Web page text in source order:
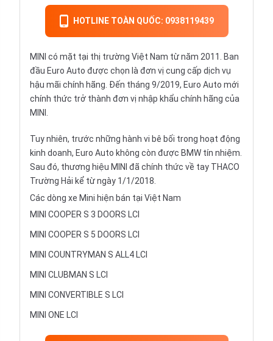
HOTLINE TOÀN QUỐC: 0938119439
MINI có mặt tại thị trường Việt Nam từ năm 2011. Ban
đầu Euro Auto được chọn là đơn vị cung cấp dịch vụ
hậu mãi chính hãng. Đến tháng 9/2019, Euro Auto mới
chính thức trở thành đơn vị nhập khẩu chính hãng của
MINI.
Tuy nhiên, trước những hành vi bê bối trong hoạt động
kinh doanh, Euro Auto không còn được BMW tín nhiệm.
Sau đó, thương hiệu MINI đã chính thức về tay THACO
Trường Hải kể từ ngày 1/1/2018.
Các dòng xe Mini hiện bán tại Việt Nam
MINI COOPER S 3 DOORS LCI
MINI COOPER S 5 DOORS LCI
MINI COUNTRYMAN S ALL4 LCI
MINI CLUBMAN S LCI
MINI CONVERTIBLE S LCI
MINI ONE LCI